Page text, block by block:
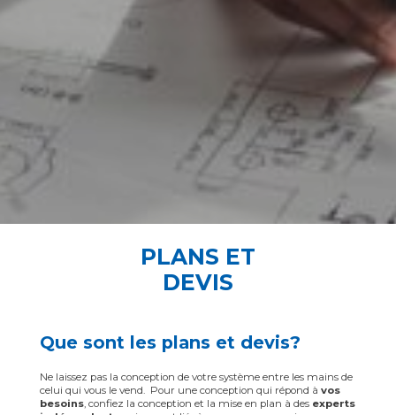
PLANS ET
DEVIS
Que sont les plans et devis?
Ne laissez pas la conception de votre système entre les mains de
celui qui vous le vend. Pour une conception qui répond à vos
besoins, confiez la conception et la mise en plan à des experts